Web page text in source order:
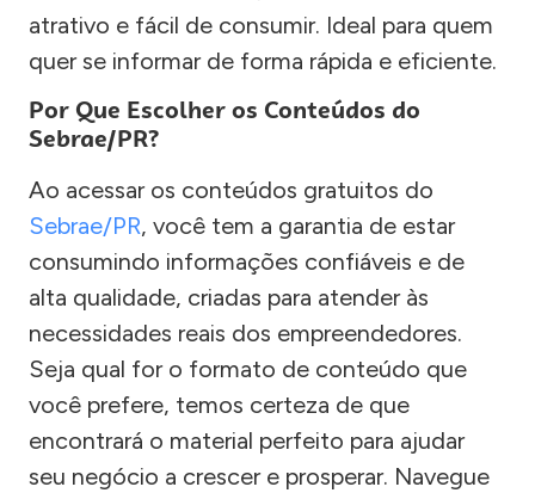
atrativo e fácil de consumir. Ideal para quem
quer se informar de forma rápida e eficiente.
Por Que Escolher os Conteúdos do
Sebrae/PR?
Ao acessar os conteúdos gratuitos do
Sebrae/PR, você tem a garantia de estar
consumindo informações confiáveis e de
alta qualidade, criadas para atender às
necessidades reais dos empreendedores.
Seja qual for o formato de conteúdo que
você prefere, temos certeza de que
encontrará o material perfeito para ajudar
seu negócio a crescer e prosperar. Navegue